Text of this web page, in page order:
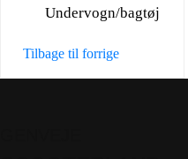
Undervogn/bagtøj
Tilbage til forrige